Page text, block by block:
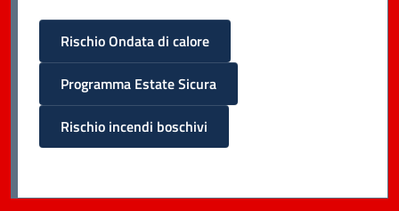
Rischio Ondata di calore
Programma Estate Sicura
Rischio incendi boschivi